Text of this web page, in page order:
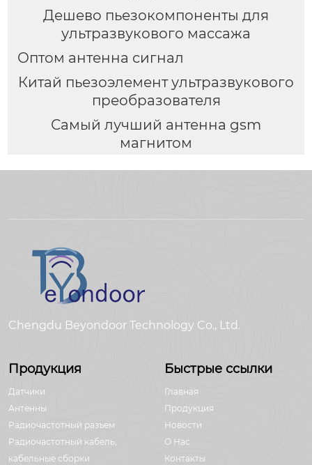
Дешево пьезокомпоненты для
ультразвукового массажа
Оптом антенна сигнал
Китай пьезоэлемент ультразвукового
преобразователя
Самый лучший антенна gsm
магнитом
Chengdu Beyondoor Technology Co., Ltd.
Продукция
Датчики
Антенны
Радиочастотный разъем
Радиочастотный кабель,
кабельные сборки
Быстрые ссылки
Главная
Продукция
Новости
О Hас
Контакты